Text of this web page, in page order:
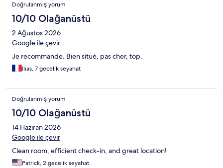
Doğrulanmış yorum
10/10 Olağanüstü
2 Ağustos 2026
Google ile çevir
Je recommande. Bien situé, pas cher, top.
Ilias, 7 gecelik seyahat
Doğrulanmış yorum
10/10 Olağanüstü
14 Haziran 2026
Google ile çevir
Clean room, efficient check-in, and great location!
Patrick, 2 gecelik seyahat